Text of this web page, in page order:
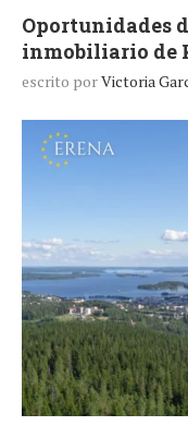
Oportunidades
inmobiliario de
escrito porVictoria